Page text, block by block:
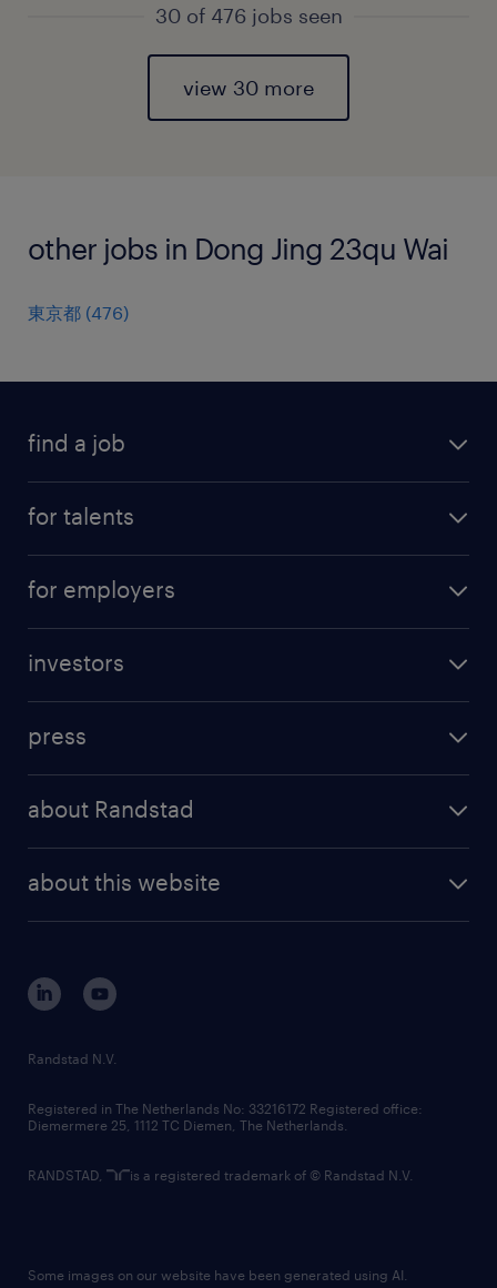
30 of 476 jobs seen
view 30 more
other jobs in Dong Jing 23qu Wai
東京都 (476)
find a job
for talents
professional career
for employers
randstad professional
randstad digital
investors
results and reports
press
about Randstad
corporate governance
randstad innovation fund
country websites
about this website
Randstad N.V.
Registered in The Netherlands No: 33216172 Registered office:
Diemermere 25, 1112 TC Diemen, The Netherlands.
RANDSTAD, is a registered trademark of © Randstad N.V.
Some images on our website have been generated using AI.